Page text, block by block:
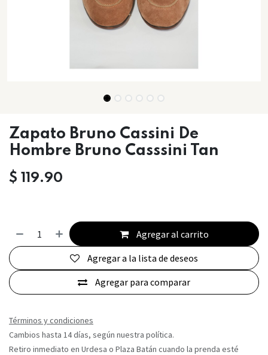
Zapato Bruno Cassini De
Hombre Bruno Casssini Tan
$ 119.90
Agregar al carrito
Agregar para comparar
Agregar a la lista de deseos
Términos y condiciones
Cambios hasta 14 días, según nuestra política.
Retiro inmediato en Urdesa o Plaza Batán cuando la prenda esté